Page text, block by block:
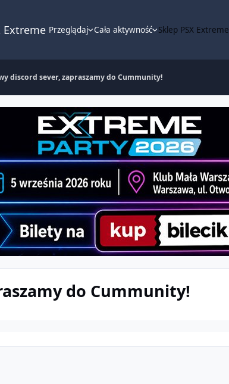
Extreme Przeglądaj Cała aktywność Sklep PSX Extreme
discord sever, zapraszamy do Cummunity!
do Cummunity!